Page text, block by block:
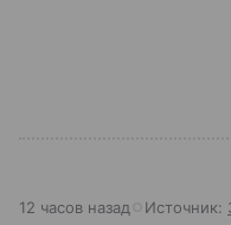
12 часов назад Источник: